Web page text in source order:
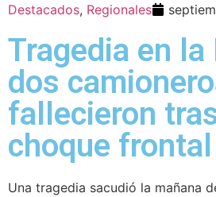
Destacados, Regionales
Tragedia en la
dos
fallecieron
choque frontal
Una tragedia sacudió la mañana